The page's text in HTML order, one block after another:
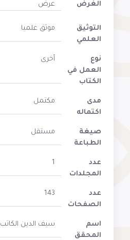
الغرض عرض
التوثيق
العلمي
موثق علميا
نوع
العمل في
الكتاب
أخرى
مدى
اكتماله
مكتمل
صيغة
الطباعة
مستقل
عدد
المجلدات
1
عدد
الصفحات
143
اسم
المحقق
سيف الدين الكاتب